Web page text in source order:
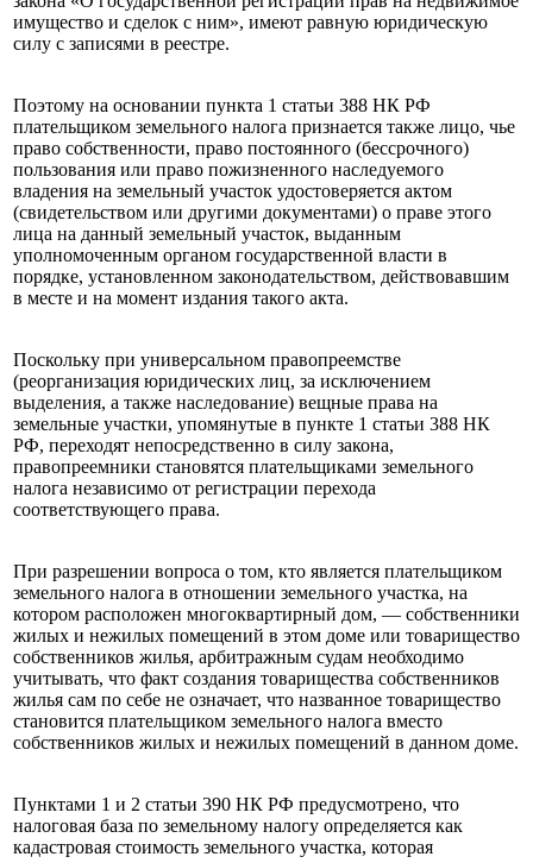
имущество и сделок с ним», имеют равную юридическую
силу с записями в реестре.
Поэтому на основании пункта 1 статьи 388 НК РФ
плательщиком земельного налога признается также лицо, чье
право собственности, право постоянного (бессрочного)
пользования или право пожизненного наследуемого
владения на земельный участок удостоверяется актом
(свидетельством или другими документами) о праве этого
лица на данный земельный участок, выданным
уполномоченным органом государственной власти в
порядке, установленном законодательством, действовавшим
в месте и на момент издания такого акта.
Поскольку при универсальном правопреемстве
(реорганизация юридических лиц, за исключением
выделения, а также наследование) вещные права на
земельные участки, упомянутые в пункте 1 статьи 388 НК
РФ, переходят непосредственно в силу закона,
правопреемники становятся плательщиками земельного
налога независимо от регистрации перехода
соответствующего права.
При разрешении вопроса о том, кто является плательщиком
земельного налога в отношении земельного участка, на
котором расположен многоквартирный дом, — собственники
жилых и нежилых помещений в этом доме или товарищество
собственников жилья, арбитражным судам необходимо
учитывать, что факт создания товарищества собственников
жилья сам по себе не означает, что названное товарищество
становится плательщиком земельного налога вместо
собственников жилых и нежилых помещений в данном доме.
Пунктами 1 и 2 статьи 390 НК РФ предусмотрено, что
налоговая база по земельному налогу определяется как
кадастровая стоимость земельного участка, которая